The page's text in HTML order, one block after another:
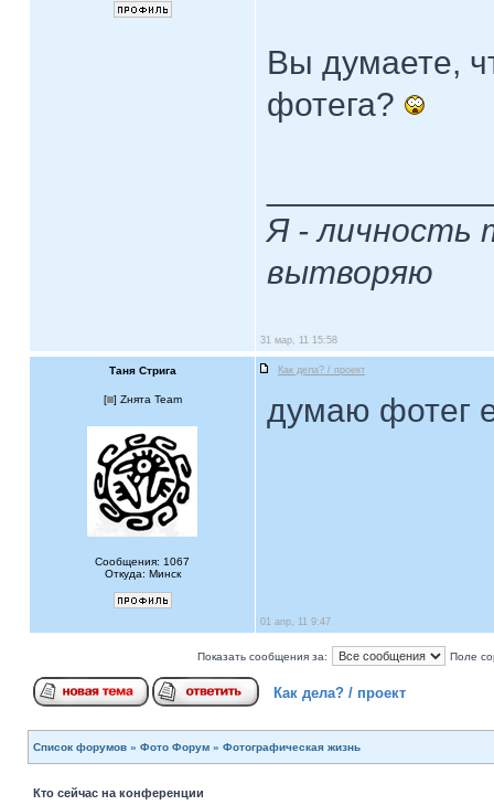
Вы думаете,
фотега?
Я - личность
вытворяю
31 мар, 11 15:58
Таня Стрига Как дела? / проект
[ ] Zнята Team
Сообщения: 1067
Откуда: Минск
думаю фотег
01 апр, 11 9:47
Показать сообщения за: Поле
Как дела? / проект
Список форумов » Фото Форум » Фотографическая жизнь
Кто сейчас на конференции